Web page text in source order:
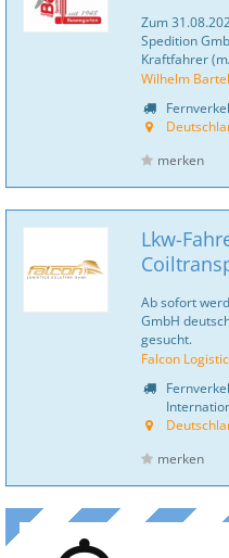
Zum
Spedition
Kraftfahrer
Wilhelm
merken
Lkw-
Ab sofort
GmbH
gesucht.
Falcon
merken